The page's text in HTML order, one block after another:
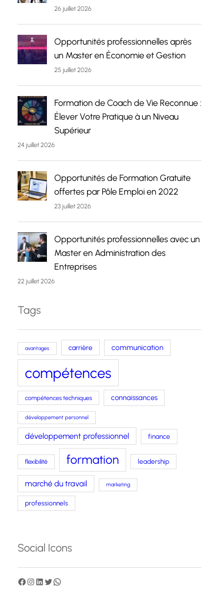
26 juillet 2026
Opportunités professionnelles après
un Master en Économie et Gestion
25 juillet 2026
Formation de Coach de Vie Reconnue :
Élever Votre Pratique à un Niveau
Supérieur
24 juillet 2026
Opportunités de Formation Gratuite
offertes par Pôle Emploi en 2022
23 juillet 2026
Opportunités professionnelles avec un
Master en Administration des
Entreprises
22 juillet 2026
Tags
avantages carrière communication
compétences
compétences techniques connaissances
développement personnel
développement professionnel finance
flexibilité formation leadership
marché du travail marketing
professionnels
Social Icons
F I
L T W